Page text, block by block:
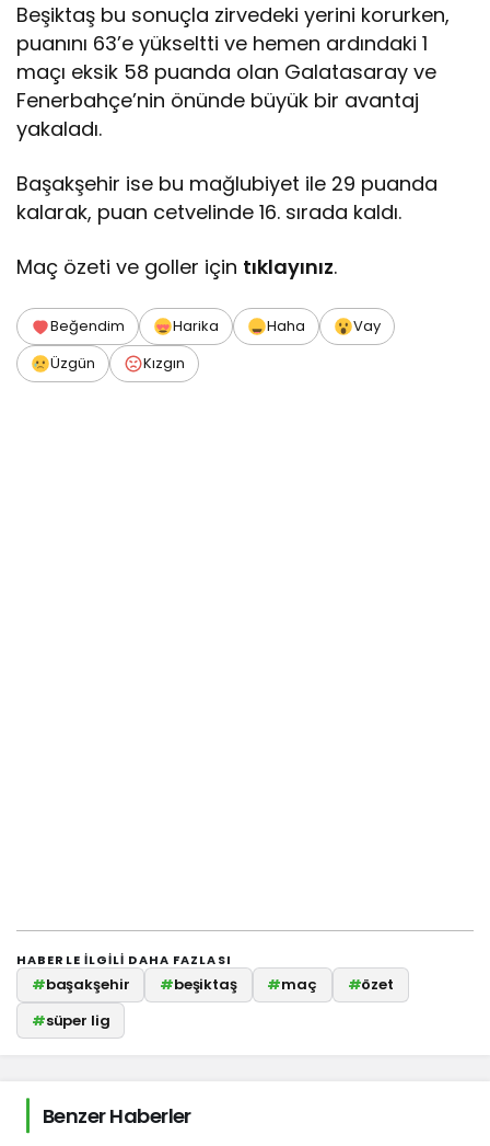
Beşiktaş bu sonuçla zirvedeki yerini korurken,
puanını 63’e yükseltti ve hemen ardındaki 1
maçı eksik 58 puanda olan Galatasaray ve
Fenerbahçe’nin önünde büyük bir avantaj
yakaladı.
Başakşehir ise bu mağlubiyet ile 29 puanda
kalarak, puan cetvelinde 16. sırada kaldı.
Maç özeti ve goller için tıklayınız.
Beğendim Harika Haha
Vay
Üzgün
Kızgın
HABERLE ILGILI DAHA FAZLASI
#başakşehir #beşiktaş #maç #özet
#süper lig
Benzer Haberler